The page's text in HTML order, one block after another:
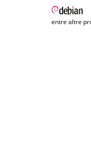
entre altre